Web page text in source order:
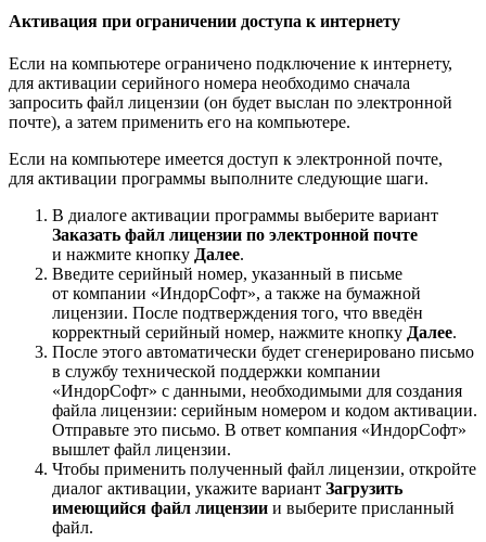
Активация при ограничении доступа к интернету
Если на компьютере ограничено подключение к интернету,
для активации серийного номера необходимо сначала
запросить файл лицензии (он будет выслан по электронной
почте), а затем применить его на компьютере.
Если на компьютере имеется доступ к электронной почте,
для активации программы выполните следующие шаги.
В диалоге активации программы выберите вариант
Заказать файл лицензии по электронной почте
и нажмите кнопку Далее.
Введите серийный номер, указанный в письме
от компании «ИндорСофт», а также на бумажной
лицензии. После подтверждения того, что введён
корректный серийный номер, нажмите кнопку Далее.
После этого автоматически будет сгенерировано письмо
в службу технической поддержки компании
«ИндорСофт» с данными, необходимыми для создания
файла лицензии: серийным номером и кодом активации.
Отправьте это письмо. В ответ компания «ИндорСофт»
вышлет файл лицензии.
Чтобы применить полученный файл лицензии, откройте
диалог активации, укажите вариант Загрузить
имеющийся файл лицензии и выберите присланный
файл.